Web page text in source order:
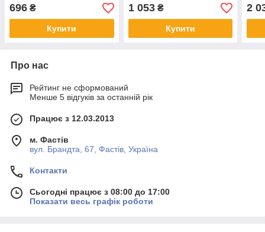
696 ₴
Купити
1 053₴
Купити
2
Про нас
Рейтинг не сформований
Менше 5 відгуків за останній рік
Працює з 12.03.2013
м. Фастів
вул. Брандта, 67, Фастів, Україна
Контакти
Сьогодні працює з 08:00 до 17:00
Показати весь графік роботи